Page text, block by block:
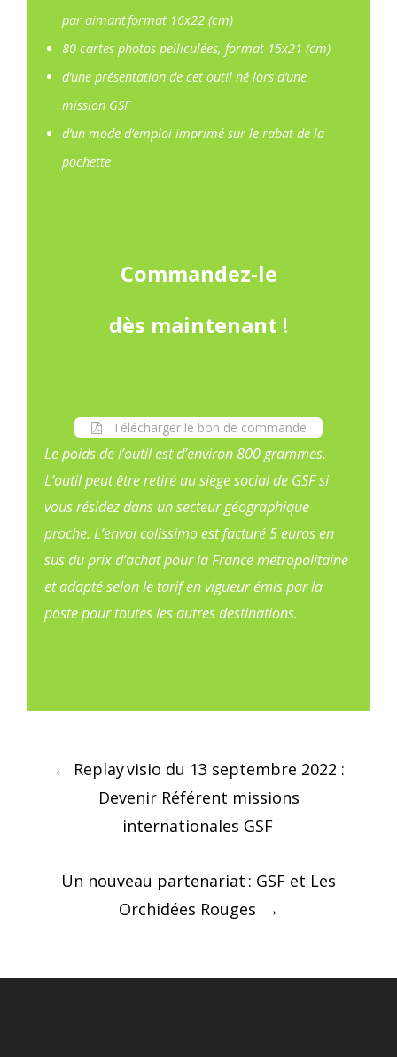
par aimant format 16x22 (cm)
80 cartes photos pelliculées, format 15x21 (cm)
d’une présentation de cet outil né lors d’une
mission GSF
d’un mode d’emploi imprimé sur le rabat de la
pochette
Commandez-le
dès maintenant !
Télécharger le bon de commande
Le poids de l’outil est d’environ 800 grammes.
L’outil peut être retiré au siège social de GSF si
vous résidez dans un secteur géographique
proche. L’envoi colissimo est facturé 5 euros en
sus du prix d’achat pour la France métropolitaine
et adapté selon le tarif en vigueur émis par la
poste pour toutes les autres destinations.
Post
navigation
← Replay visio du 13 septembre 2022 :
Devenir Référent missions
internationales GSF
Un nouveau partenariat : GSF et Les
Orchidées Rouges →